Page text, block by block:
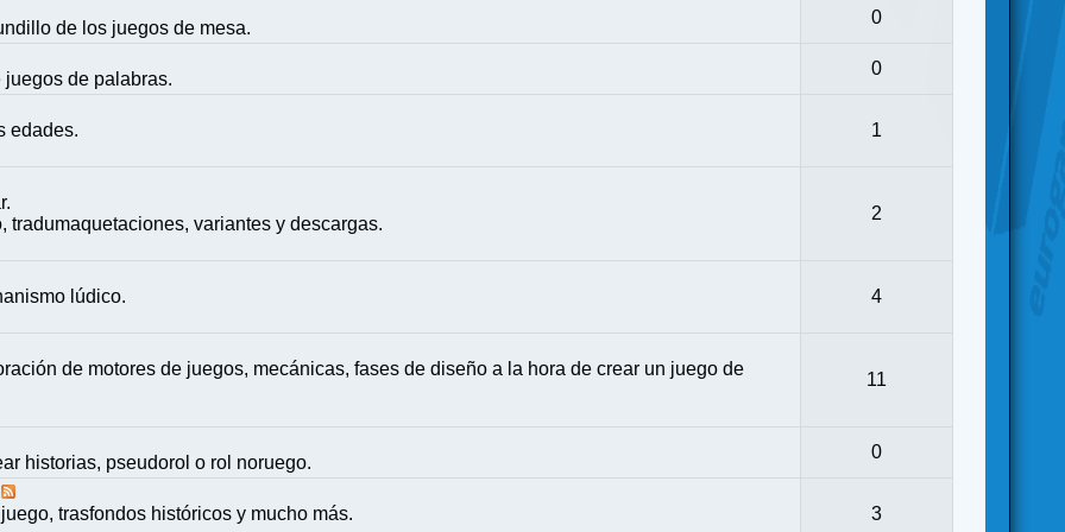
de los juegos de mesa.
0
de palabras.
0
edades. 1
tradumaquetaciones, variantes y descargas.
2
lúdico. 4
de motores de juegos, mecánicas, fases de diseño a la hora de crear un juego de
11
historias, pseudorol o rol noruego.
0
trasfondos históricos y mucho más. 3